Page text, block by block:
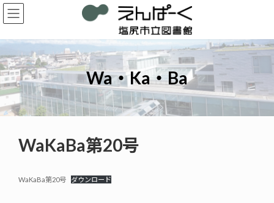
コ
ン
ン
ツ
へ
ス
キ
ッ
プ
ナ
ビ
ー
シ
ョ
ン
に
移
動
Wa・Ka・Ba
WaKaBa第20号
WaKaBa第20号 ダウンロード